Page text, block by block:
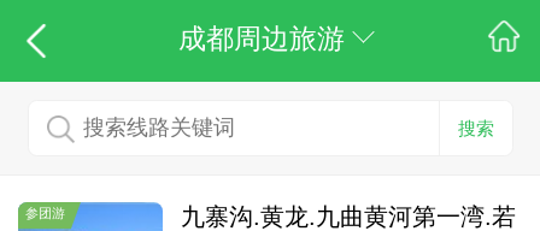
成都周边旅游
搜索
参团游
九寨沟.黄龙.九曲黄河第一湾.若